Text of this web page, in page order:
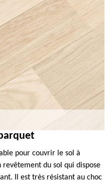
pour couvrir le sol à
revêtement du sol qui dispose
Il est très résistant au choc